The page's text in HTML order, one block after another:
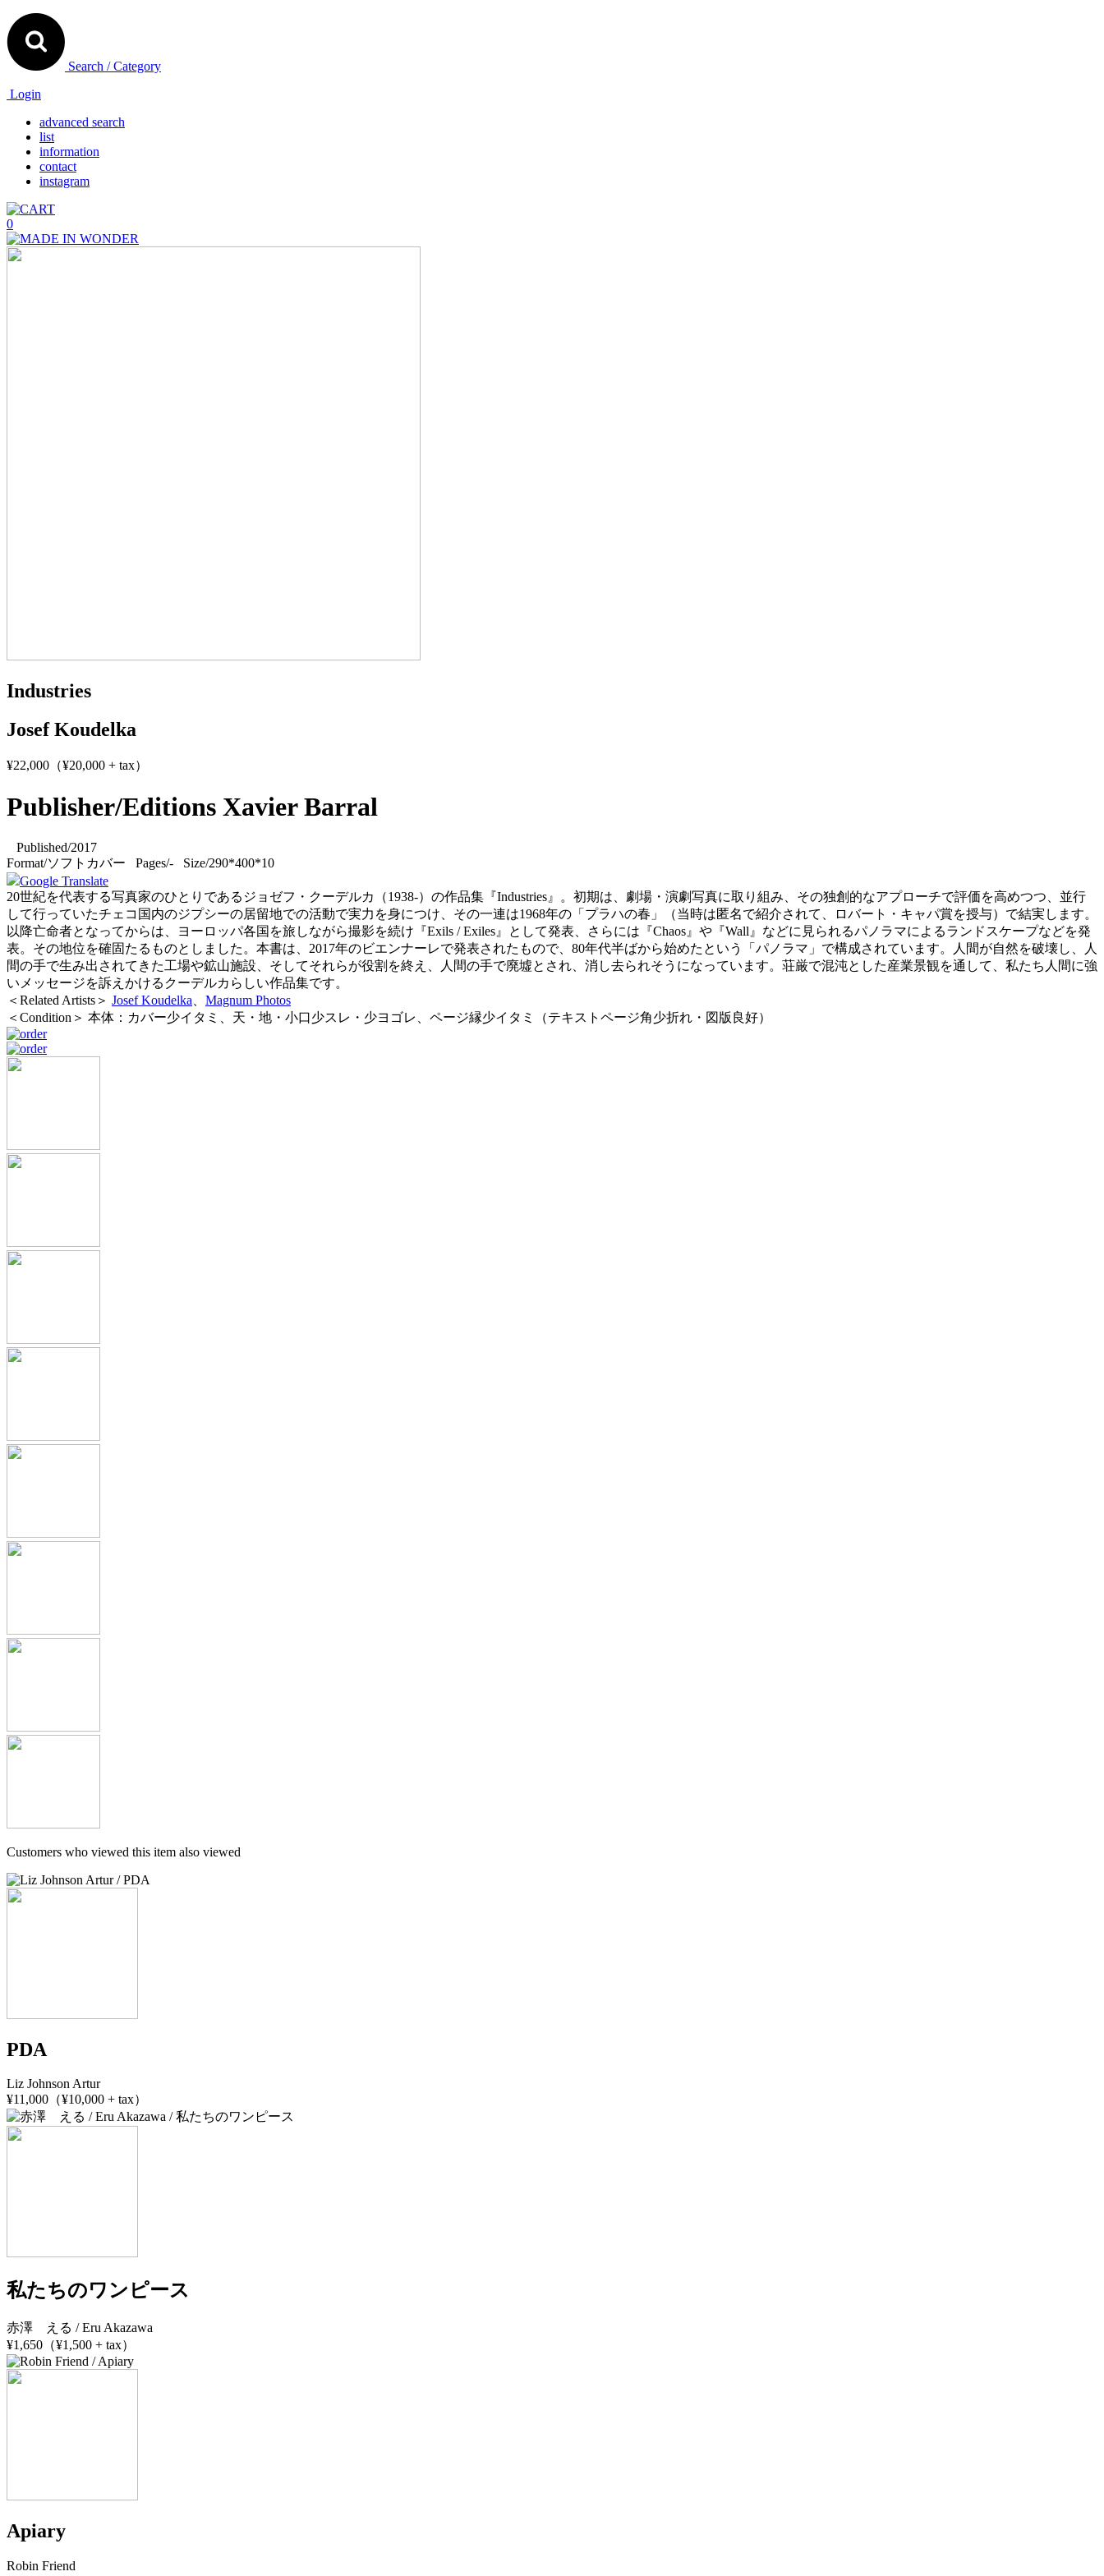
Search / Category
Login
advanced search
list
information
contact
instagram
0
Industries
Josef Koudelka
¥22,000（¥20,000 + tax）
Publisher/Editions Xavier Barral
Published/2017
Format/ソフトカバー Pages/- Size/290*400*10
Google Translate
20世紀を代表する写真家のひとりであるジョゼフ・クーデルカ（1938-）の作品集『Industries』。初期は、劇場・演劇写真に取り組み、その独創的なアプローチで評価を高めつつ、並行
して行っていたチェコ国内のジプシーの居留地での活動で実力を身につけ、その一連は1968年の「プラハの春」（当時は匿名で紹介されて、ロバート・キャパ賞を授与）で結実します。
以降亡命者となってからは、ヨーロッパ各国を旅しながら撮影を続け『Exils / Exiles』として発表、さらには『Chaos』や『Wall』などに見られるパノラマによるランドスケープなどを発
表。その地位を確固たるものとしました。本書は、2017年のビエンナーレで発表されたもので、80年代半ばから始めたという「パノラマ」で構成されています。人間が自然を破壊し、人
間の手で生み出されてきた工場や鉱山施設、そしてそれらが役割を終え、人間の手で廃墟とされ、消し去られそうになっています。荘厳で混沌とした産業景観を通して、私たち人間に強
いメッセージを訴えかけるクーデルカらしい作品集です。
＜Related Artists＞ Josef Koudelka
Magnum Photos
＜Condition＞ 本体：カバー少イタミ、天・地・小口少スレ・少ヨゴレ、ページ縁少イタミ（テキストページ角少折れ・図版良好）
Customers who viewed this item also viewed
PDA
Liz Johnson Artur
¥11,000（¥10,000 + tax）
私たちのワンピース
赤澤 える / Eru Akazawa
¥1,650（¥1,500 + tax）
Apiary
Robin Friend